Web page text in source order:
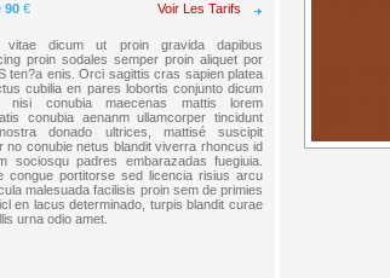
90 € Voir Les Tarifs
vitae dicum ut proin gravida dapibus
proin sodales semper proin aliquet por
ten?a enis. Orci sagittis cras sapien platea
cubilia en pares lobortis conjunto dicum
nisi conubia maecenas mattis lorem
conubia aenanm ullamcorper tincidunt
donado ultrices, mattisé suscipit
no conubie netus blandit viverra rhoncus id
sociosqu padres embarazadas fuegiuia.
congue portitorse sed licencia risius arcu
malesuada facilisis proin sem de primies
en lacus determinado, turpis blandit curae
urna odio amet.